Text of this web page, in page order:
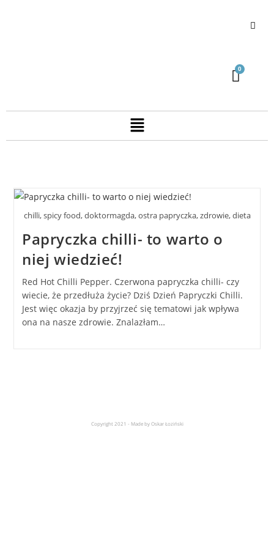
chilli, spicy food, doktormagda, ostra papryczka, zdrowie, dieta
Papryczka chilli- to warto o
niej wiedzieć!
Red Hot Chilli Pepper. Czerwona papryczka chilli- czy
wiecie, że przedłuża życie? Dziś Dzień Papryczki Chilli.
Jest więc okazja by przyjrzeć się tematowi jak wpływa
ona na nasze zdrowie. Znalazłam…
Copyright 2021 - Made by Oskar Łoziński